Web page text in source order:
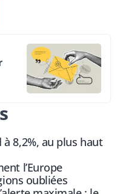
8,2%, au plus haut
l’Europe
oubliées